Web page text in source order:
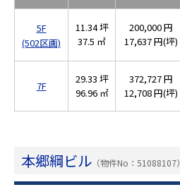
5F
(502区画)
11.34 坪
37.5 ㎡
200,000 円
17,637 円(坪)
7F
29.33 坪
96.96 ㎡
372,727 円
12,708 円(坪)
本郷綱ビル （物件No：51088107）